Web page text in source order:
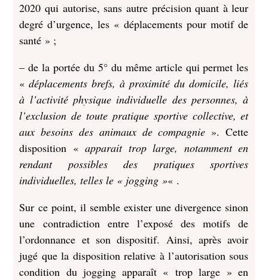
2020 qui autorise, sans autre précision quant à leur
degré d’urgence, les « déplacements pour motif de
santé » ;
– de la portée du 5° du même article qui permet les
«déplacements brefs, à proximité du domicile, liés
à l’activité physique individuelle des personnes, à
l’exclusion de toute pratique sportive collective, et
aux besoins des animaux de compagnie ». Cette
disposition «apparait trop large, notamment en
rendant possibles des pratiques sportives
individuelles, telles le « jogging »« .
Sur ce point, il semble exister une divergence sinon
une contradiction entre l’exposé des motifs de
l’ordonnance et son dispositif. Ainsi, après avoir
jugé que la disposition relative à l’autorisation sous
condition du jogging apparaît « trop large » en